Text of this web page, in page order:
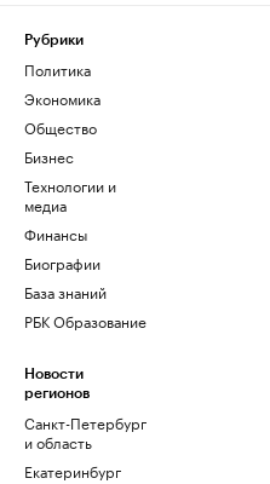
Рубрики
Политика
Экономика
Общество
Бизнес
Технологии и
медиа
Финансы
Биографии
База знаний
РБК Образование
Новости
регионов
Санкт-Петербург
и область
Екатеринбург